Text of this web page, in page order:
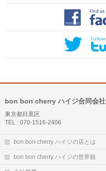
bon bon cherry ハイジ合同会社
東京都目黒区
TEL : 070-1516-2406
bon bon cherry ハイジの店とは
bon bon cherry ハイジの世界観